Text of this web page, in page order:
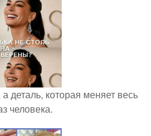
деталь, которая меняет весь
человека.